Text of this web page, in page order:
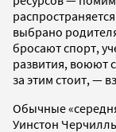
выбрано
бросают спорт,
развития, воюют
за этим стоит, —
Обычные
Уинстон